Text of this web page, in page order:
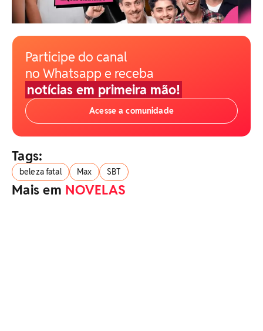
Participe do canal
no Whatsapp e receba
notícias em primeira mão!
Acesse a comunidade
Tags:
beleza fatal Max SBT
Mais em NOVELAS